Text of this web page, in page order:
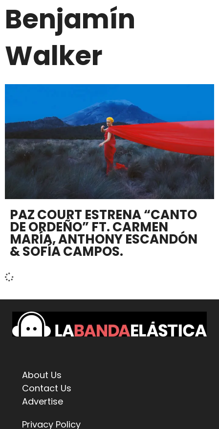
Benjamín
Walker
PAZ COURT ESTRENA “CANTO
DE ORDEÑO” FT. CARMEN
MARÍA, ANTHONY ESCANDÓN
& SOFÍA CAMPOS.
About Us
Contact Us
Advertise
Privacy Policy